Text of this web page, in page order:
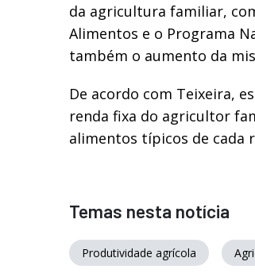
da agricultura familiar,
Alimentos e o Programa
também o aumento da
De acordo com Teixeira,
renda fixa do agricultor
alimentos típicos de cada
Temas nesta notícia
Produtividade agrícola